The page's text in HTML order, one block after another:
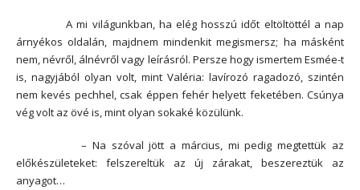
A mi világunkban, ha elég hosszú időt eltöltöttél a nap
árnyékos oldalán, majdnem mindenkit megismersz; ha másként
nem, névről, álnévről vagy leírásról. Persze hogy ismertem Esmée-t
is, nagyjából olyan volt, mint Valéria: lavírozó ragadozó, szintén
nem kevés pechhel, csak éppen fehér helyett feketében. Csúnya
vég volt az övé is, mint olyan sokaké közülünk.
– Na szóval jött a március, mi pedig megtettük az
előkészületeket: felszereltük az új zárakat, beszereztük az
anyagot…